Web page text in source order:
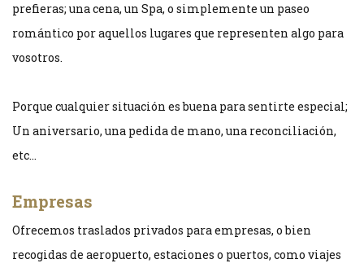
prefieras; una cena, un Spa, o simplemente un paseo
romántico por aquellos lugares que representen algo para
vosotros.
Porque cualquier situación es buena para sentirte especial;
Un aniversario, una pedida de mano, una reconciliación,
etc…
Empresas
Ofrecemos traslados privados para empresas, o bien
recogidas de aeropuerto, estaciones o puertos, como viajes